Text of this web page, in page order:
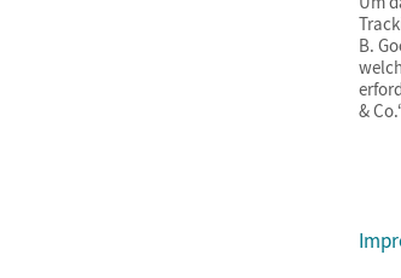
Sicheres Einkaufen mit SSL-
Widerrufsfrist
Schnelle und einfache
B.
&